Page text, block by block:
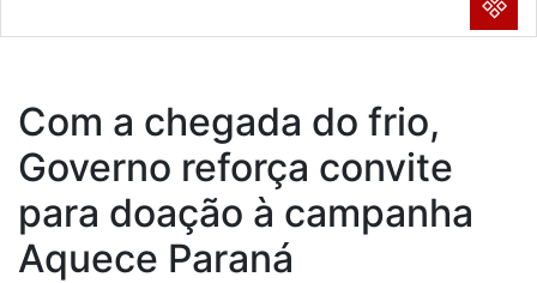
Com a chegada do frio,
Governo reforça convite
para doação à campanha
Aquece Paraná